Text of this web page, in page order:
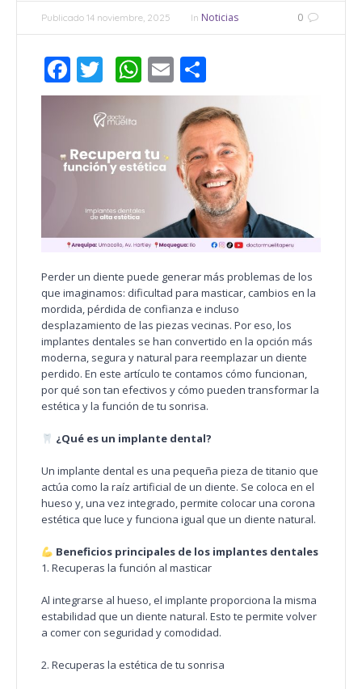
0
Publicado 14 noviembre, 2025 In Noticias
Facebook
Twitter
WhatsApp
Email
Perder un diente puede generar más problemas de los
que imaginamos: dificultad para masticar, cambios en la
mordida, pérdida de confianza e incluso
desplazamiento de las piezas vecinas. Por eso, los
implantes dentales se han convertido en la opción más
moderna, segura y natural para reemplazar un diente
perdido. En este artículo te contamos cómo funcionan,
por qué son tan efectivos y cómo pueden transformar la
estética y la función de tu sonrisa.
¿Qué es un implante dental?
Un implante dental es una pequeña pieza de titanio que
actúa como la raíz artificial de un diente. Se coloca en el
hueso y, una vez integrado, permite colocar una corona
estética que luce y funciona igual que un diente natural.
Beneficios principales de los implantes dentales
1. Recuperas la función al masticar
Al integrarse al hueso, el implante proporciona la misma
estabilidad que un diente natural. Esto te permite volver
a comer con seguridad y comodidad.
2. Recuperas la estética de tu sonrisa